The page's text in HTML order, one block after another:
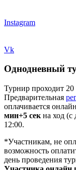
Instagram
Vk
Однодневный
Турнир проходит 20
Предварительная
оплачивается
мин+5 сек на ход (с
12:00.
*Участникам, не
возможность
день проведения